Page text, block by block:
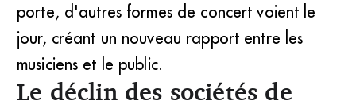
porte, d'autres formes de concert voient le
jour, créant un nouveau rapport entre les
musiciens et le public.
Le déclin des sociétés de